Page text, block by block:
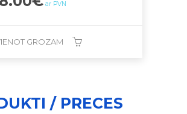
ar PVN
GROZAM
/ PRECES